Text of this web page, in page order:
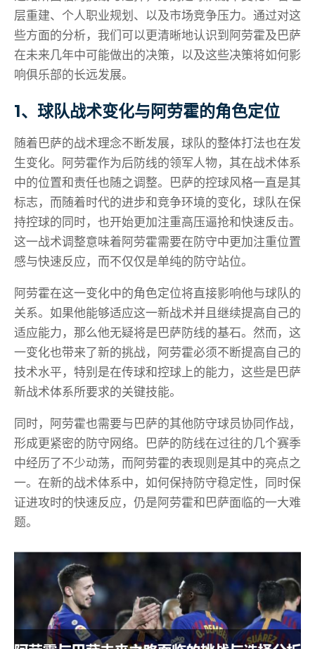
层重建、个人职业规划、以及市场竞争压力。通过对这
些方面的分析，我们可以更清晰地认识到阿劳霍及巴萨
在未来几年中可能做出的决策，以及这些决策将如何影
响俱乐部的长远发展。
1、球队战术变化与阿劳霍的角色定位
随着巴萨的战术理念不断发展，球队的整体打法也在发
生变化。阿劳霍作为后防线的领军人物，其在战术体系
中的位置和责任也随之调整。巴萨的控球风格一直是其
标志，而随着时代的进步和竞争环境的变化，球队在保
持控球的同时，也开始更加注重高压逼抢和快速反击。
这一战术调整意味着阿劳霍需要在防守中更加注重位置
感与快速反应，而不仅仅是单纯的防守站位。
阿劳霍在这一变化中的角色定位将直接影响他与球队的
关系。如果他能够适应这一新战术并且继续提高自己的
适应能力，那么他无疑将是巴萨防线的基石。然而，这
一变化也带来了新的挑战，阿劳霍必须不断提高自己的
技术水平，特别是在传球和控球上的能力，这些是巴萨
新战术体系所要求的关键技能。
同时，阿劳霍也需要与巴萨的其他防守球员协同作战，
形成更紧密的防守网络。巴萨的防线在过往的几个赛季
中经历了不少动荡，而阿劳霍的表现则是其中的亮点之
一。在新的战术体系中，如何保持防守稳定性，同时保
证进攻时的快速反应，仍是阿劳霍和巴萨面临的一大难
题。